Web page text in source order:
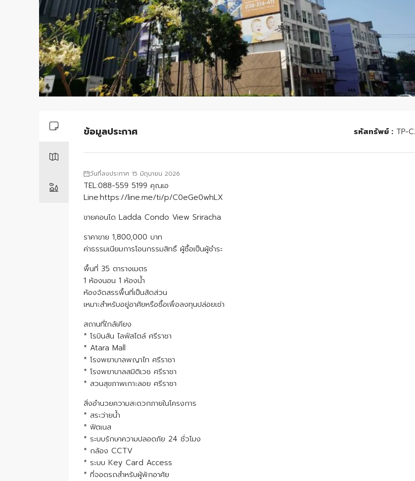
ข้อมูลประกาศ รหัสทรัพย์ : TP-
วันที่ลงประกาศ 15 มิถุนายน 2026
TEL:088-559 5199 คุณเอ
Line:https://line.me/ti/p/C0eGe0whLX
ขายคอนโด Ladda Condo View Sriracha
ราคาขาย 1,800,000 บาท
ค่าธรรมเนียมการโอนกรรมสิทธิ์ ผู้ซื้อเป็นผู้ชำระ
พื้นที่ 35 ตารางเมตร
1 ห้องนอน 1 ห้องน้ำ
ห้องจัดสรรพื้นที่เป็นสัดส่วน
เหมาะสำหรับอยู่อาศัยหรือซื้อเพื่อลงทุนปล่อยเช่า
สถานที่ใกล้เคียง
* โรบินสัน ไลฟ์สไตล์ ศรีราชา
* Atara Mall
* โรงพยาบาลพญาไท ศรีราชา
* โรงพยาบาลสมิติเวช ศรีราชา
* สวนสุขภาพเกาะลอย ศรีราชา
สิ่งอำนวยความสะดวกภายในโครงการ
* สระว่ายน้ำ
* ฟิตเนส
* ระบบรักษาความปลอดภัย 24 ชั่วโมง
* กล้อง CCTV
* ระบบ Key Card Access
* ที่จอดรถสำหรับผู้พักอาศัย